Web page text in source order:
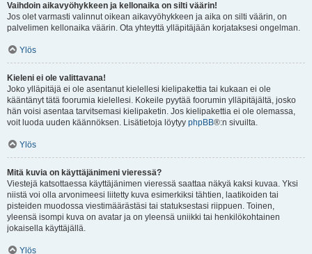
Vaihdoin aikavyöhykkeen ja kellonaika on silti väärin!
Jos olet varmasti valinnut oikean aikavyöhykkeen ja aika on silti väärin, on
palvelimen kellonaika väärin. Ota yhteyttä ylläpitäjään korjataksesi ongelman.
Ylös
Kieleni ei ole valittavana!
Joko ylläpitäjä ei ole asentanut kielellesi kielipakettia tai kukaan ei ole
kääntänyt tätä foorumia kielellesi. Kokeile pyytää foorumin ylläpitäjältä, josko
hän voisi asentaa tarvitsemasi kielipaketin. Jos kielipakettia ei ole olemassa,
voit luoda uuden käännöksen. Lisätietoja löytyy phpBB®:n sivuilta.
Ylös
Mitä kuvia on käyttäjänimeni vieressä?
Viestejä katsottaessa käyttäjänimen vieressä saattaa näkyä kaksi kuvaa. Yksi
niistä voi olla arvonimeesi liitetty kuva esimerkiksi tähtien, laatikoiden tai
pisteiden muodossa viestimäärästäsi tai statuksestasi riippuen. Toinen,
yleensä isompi kuva on avatar ja on yleensä uniikki tai henkilökohtainen
jokaisella käyttäjällä.
Ylös